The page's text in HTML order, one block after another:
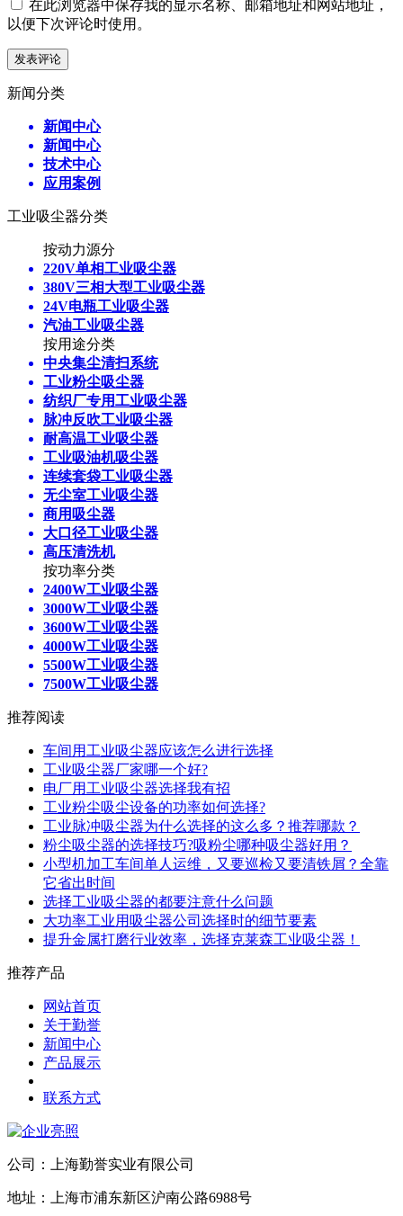
在此浏览器中保存我的显示名称、邮箱地址和网站地址，
以便下次评论时使用。
新闻分类
新闻中心
新闻中心
技术中心
应用案例
工业吸尘器分类
按动力源分
220V单相工业吸尘器
380V三相大型工业吸尘器
24V电瓶工业吸尘器
汽油工业吸尘器
按用途分类
中央集尘清扫系统
工业粉尘吸尘器
纺织厂专用工业吸尘器
脉冲反吹工业吸尘器
耐高温工业吸尘器
工业吸油机吸尘器
连续套袋工业吸尘器
无尘室工业吸尘器
商用吸尘器
大口径工业吸尘器
高压清洗机
按功率分类
2400W工业吸尘器
3000W工业吸尘器
3600W工业吸尘器
4000W工业吸尘器
5500W工业吸尘器
7500W工业吸尘器
推荐阅读
车间用工业吸尘器应该怎么进行选择
工业吸尘器厂家哪一个好?
电厂用工业吸尘器选择我有招
工业粉尘吸尘设备的功率如何选择?
工业脉冲吸尘器为什么选择的这么多？推荐哪款？
粉尘吸尘器的选择技巧?吸粉尘哪种吸尘器好用？
小型机加工车间单人运维，又要巡检又要清铁屑？全靠
它省出时间
选择工业吸尘器的都要注意什么问题
大功率工业用吸尘器公司选择时的细节要素
提升金属打磨行业效率，选择克莱森工业吸尘器！
推荐产品
网站首页
关于勤誉
新闻中心
产品展示
联系方式
公司：上海勤誉实业有限公司
地址：上海市浦东新区沪南公路6988号